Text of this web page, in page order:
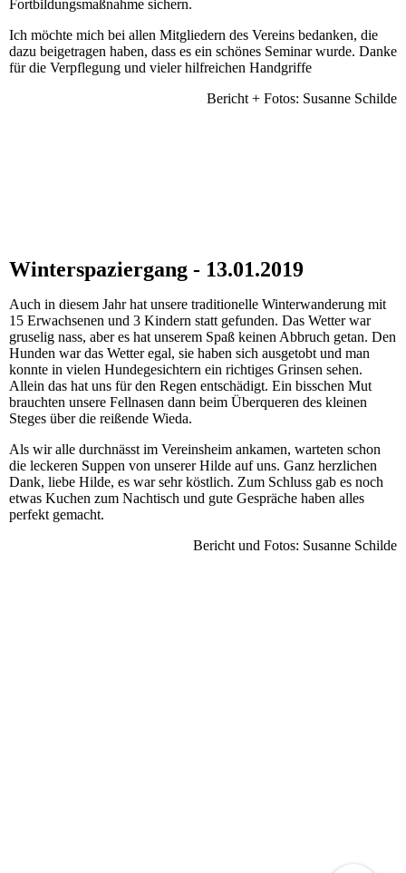
Fortbildungsmaßnahme sichern.
Ich möchte mich bei allen Mitgliedern des Vereins bedanken, die
dazu beigetragen haben, dass es ein schönes Seminar wurde. Danke
für die Verpflegung und vieler hilfreichen Handgriffe
Bericht + Fotos: Susanne Schilde
Winterspaziergang - 13.01.2019
Auch in diesem Jahr hat unsere traditionelle Winterwanderung mit
15 Erwachsenen und 3 Kindern statt gefunden. Das Wetter war
gruselig nass, aber es hat unserem Spaß keinen Abbruch getan. Den
Hunden war das Wetter egal, sie haben sich ausgetobt und man
konnte in vielen Hundegesichtern ein richtiges Grinsen sehen.
Allein das hat uns für den Regen entschädigt. Ein bisschen Mut
brauchten unsere Fellnasen dann beim Überqueren des kleinen
Steges über die reißende Wieda.
Als wir alle durchnässt im Vereinsheim ankamen, warteten schon
die leckeren Suppen von unserer Hilde auf uns. Ganz herzlichen
Dank, liebe Hilde, es war sehr köstlich. Zum Schluss gab es noch
etwas Kuchen zum Nachtisch und gute Gespräche haben alles
perfekt gemacht.
Bericht und Fotos: Susanne Schilde